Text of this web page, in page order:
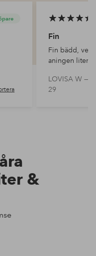
Fin
Fin bädd,
aningen liten
intresse för
snygg i
LOVISA W —
29
&